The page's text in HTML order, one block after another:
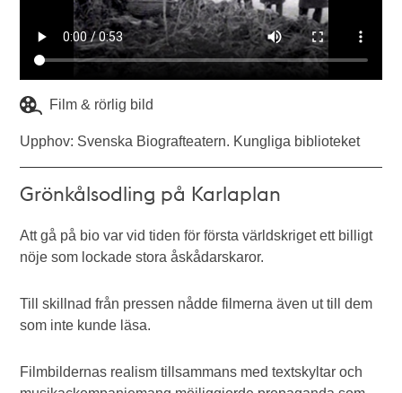
Film & rörlig bild
Upphov: Svenska Biografteatern. Kungliga biblioteket
Grönkålsodling på Karlaplan
Att gå på bio var vid tiden för första världskriget ett billigt
nöje som lockade stora åskådarskaror.
Till skillnad från pressen nådde filmerna även ut till dem
som inte kunde läsa.
Filmbildernas realism tillsammans med textskyltar och